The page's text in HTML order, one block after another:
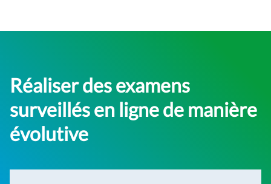
Réaliser des examens
surveillés en ligne de manière
évolutive